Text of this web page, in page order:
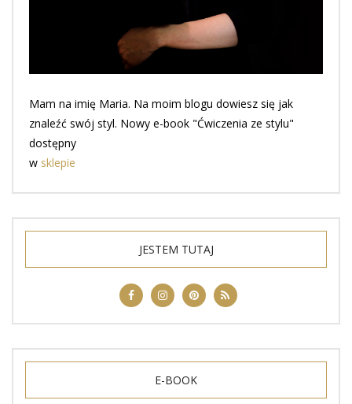
Mam na imię Maria. Na moim blogu dowiesz się jak
znaleźć swój styl. Nowy e-book "Ćwiczenia ze stylu"
dostępny
w sklepie
JESTEM TUTAJ
E-BOOK